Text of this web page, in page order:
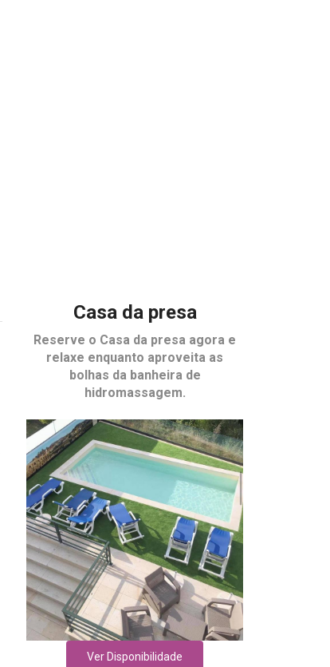
Casa da presa
Reserve o Casa da presa agora e
relaxe enquanto aproveita as
bolhas da banheira de
hidromassagem.
Ver Disponibilidade